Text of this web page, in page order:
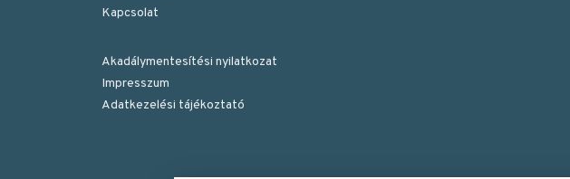
Kapcsolat
Lábléc
Akadálymentesítési nyilatkozat
Impresszum
Adatkezelési tájékoztató